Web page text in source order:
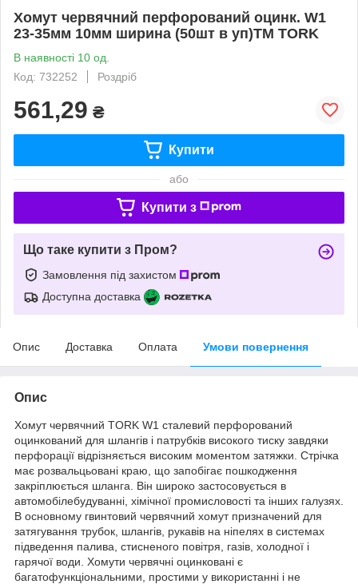
Хомут червячний перфорований оцинк. W1
23-35мм 10мм ширина (50шт в уп)ТМ TORK
В наявності 10 од.
Код: 732252
Роздріб
561,29 ₴
Купити
або
Купити з
Що таке купити з Пром?
Замовлення під захистом
Доступна доставка
Опис Доставка Оплата Умови повернення
Опис
Хомут червячний TORK W1 сталевий перфорований
оцинкований для шлангів і патрубків високого тиску завдяки
перфорації відрізняється високим моментом затяжки. Стрічка
має розвальцьовані краю, що запобігає пошкодження
закріплюється шланга. Він широко застосовується в
автомобілебудуванні, хімічної промисловості та інших галузях.
В основному гвинтовий червячний хомут призначений для
затягування трубок, шлангів, рукавів на ніпелях в системах
підведення палива, стисненого повітря, газів, холодної і
гарячої води. Хомути червячні оцинковані є
багатофункціональними, простими у використанні і не